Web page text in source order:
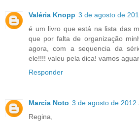
Valéria Knopp 3 de agosto de
é um livro que está na lista das
que por falta de organização
agora, com a sequencia da
ele!!!! valeu pela dica! vamos
Responder
Marcia Noto 3 de agosto de 2012
Regina,